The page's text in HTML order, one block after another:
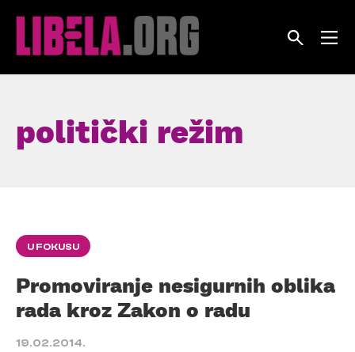
politički režim
U FOKUSU
Promoviranje nesigurnih oblika
rada kroz Zakon o radu
19.02.2014.